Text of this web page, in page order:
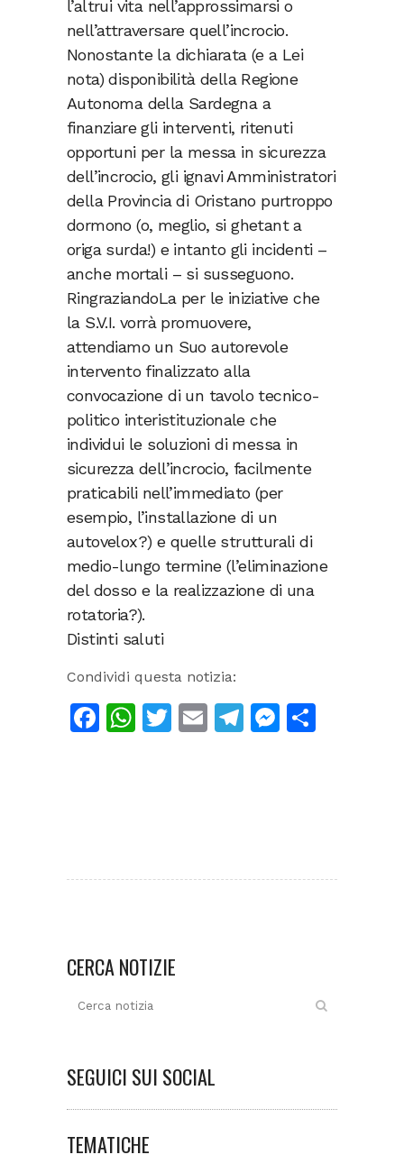
l’altrui vita nell’approssimarsi o
nell’attraversare quell’incrocio.
Nonostante la dichiarata (e a Lei
nota) disponibilità della Regione
Autonoma della Sardegna a
finanziare gli interventi, ritenuti
opportuni per la messa in sicurezza
dell’incrocio, gli ignavi Amministratori
della Provincia di Oristano purtroppo
dormono (o, meglio, si ghetant a
origa surda!) e intanto gli incidenti –
anche mortali – si susseguono.
RingraziandoLa per le iniziative che
la S.V.I. vorrà promuovere,
attendiamo un Suo autorevole
intervento finalizzato alla
convocazione di un tavolo tecnico-
politico interistituzionale che
individui le soluzioni di messa in
sicurezza dell’incrocio, facilmente
praticabili nell’immediato (per
esempio, l’installazione di un
autovelox?) e quelle strutturali di
medio-lungo termine (l’eliminazione
del dosso e la realizzazione di una
rotatoria?).
Distinti saluti
Condividi questa notizia:
Facebook
WhatsApp
Twitter
EmailTelegram
CERCA NOTIZIE
SEGUICI SUI SOCIAL
TEMATICHE